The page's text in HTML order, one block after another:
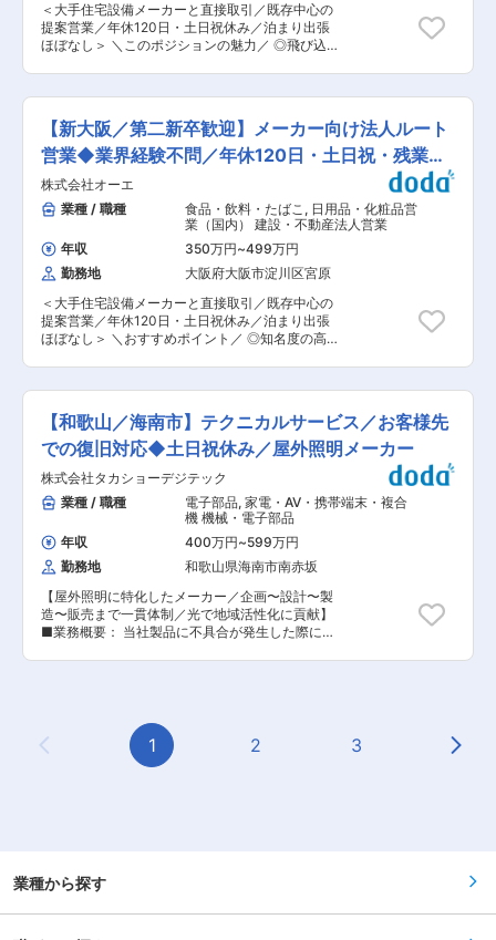
将来的な幹部候補も目指せます ■企業の特徴/魅
力 設立1996年、安定した事業基盤を持つ生活用
品メーカーであり、自由度の高い職場で長期的な
る業務
ウと知見を活かし「再生医療」や「経鼻製剤基盤
技術」と言った新たな領域にて事業を拡大してい
ます。また、日本国内に留まらず、グローバリゼ
ーションをいち早く成し遂げ、米国や中国、東南
ら、その総合力をグローバルに発信しています。
「創薬と医療技術の向上を支援し、人類を苦痛か
ら解放することを絶対的な使命とし、今後のさら
なる成長、拡大が期待される企業です 変更の範
囲：会社の定める業務
＜大手住宅設備メーカーと直接取引／既存中心の
提案営業／年休120日・土日祝休み／泊まり出張
ほぼなし＞ ＼このポジションの魅力／ ◎飛び込
格交渉・仕様調整の経験が強みになる ◎製品知
識・図面理解は入社後にキャッチアップ可能 ■業
務内容 住宅設備用プラスチック製品の企画・製
造・販売を行う当社にて、TOTO・LIXIL・クリナ
ップなどの大手住宅設備メーカー向けのルート営
業をお任せします。 現在は他部署と兼任している
住宅設備向け営業を専任ポジションとして立ち上
げるフェーズの募集です。 顧客の設計・購買部門
と、自社工場・金型メーカーの間に立ち、仕様・
納期・品質を調整しながら最適解を提案していた
だきます。 ■具体的には 既存顧客（住宅設備メ
ーカー）を中心に、以下の業務を担当します。
(１)既存顧客への定期訪問・打ち合わせ（設計部
門・購買部門との仕様・価格・スケジュール調
整） (２)図面・仕様書をもとにした製品仕様の確
認、改善提案 ※専門的な設計業務はなく、入社後
作成、色味・仕上がりの最終確認 (５)社内関連部
署との連携、進捗管理 ※新規開拓はほぼなし（既
存取引先が約9割） ※個人ノルマよりも、顧客満
足度・継続取引を重視します ■取扱製品 ・ユニ
ットバス関連部品（排水口の目皿、エプロン、浴
槽まわりの部材など） ・風呂フタなどの完成品 ※
住宅設備メーカーのサプライチェーンの一部とし
て、高い品質が求められる製品です。 ■入社後の
流れ 入社後は、和歌山本社・工場での研修を通じ
て、製品知識、製造工程・品質基準、仕事の進め
方（仕様決定〜量産までの流れ）を学びます。 ■
顧客について TOTO、LIXIL、クリナップ、パナ
ソニックなど大手企業が中心です。 担当社数は数
ことが求められます。 ■働き方 ・既存顧客中心
イフバランスを大切にできます 変更の範囲：会社
の定める業務
【新大阪／第二新卒歓迎】メーカー向け法人ルート
営業◆業界経験不問／年休120日・土日祝・残業少
なめ◎
株式会社オーエ
業種 / 職種
食品・飲料・たばこ , 日用品・化粧品営
業（国内） 建設・不動産法人営業
年収
350万円~499万円
勤務地
大阪府大阪市淀川区宮原
＜大手住宅設備メーカーと直接取引／既存中心の
提案営業／年休120日・土日祝休み／泊まり出張
ほぼなし＞ ＼おすすめポイント／ ◎知名度の高い
視の営業スタイル ◎第二新卒歓迎！製品知識や図
面の見方は入社後に習得OK ■業務内容 住宅設備
用プラスチック製品の企画・製造・販売を行う当
社にて、TOTO・LIXIL・クリナップなどの大手住
宅設備メーカー向けのルート営業をお任せしま
す。 現在は他部署と兼任している住宅設備向け営
業を専任化するための増員募集です。 工場と連携
しながら、製品の仕様調整や提案を行う「メーカ
ー営業」としてご活躍いただきます。 ■具体的に
は 既存顧客（住宅設備メーカー）を中心に、以下
の業務を担当します。 (１)既存顧客への定期訪
問・打ち合わせ（設計部門・購買部門が中心）
(２)図面をもとにした製品仕様の確認・提案（難
しい設計知識は不要／入社後に習得可能） (３)工
場・金型メーカーとの仕様調整、納期調整 (４)納
入仕様書の作成、色味や仕上がりの確認 (５)社内
取扱製品 ・ユニットバス関連部品（排水口の目
皿、エプロン、浴槽まわりの部材など） ・風呂フ
タなどの完成品 ※住宅設備メーカーのサプライチ
すのでご安心ください。 ■顧客について TOTO、
【和歌山／海南市】テクニカルサービス／お客様先
での復旧対応◆土日祝休み／屋外照明メーカー
株式会社タカショーデジテック
業種 / 職種
電子部品, 家電・AV・携帯端末・複合
機 機械・電子部品
年収
400万円~599万円
勤務地
和歌山県海南市南赤坂
【屋外照明に特化したメーカー／企画〜設計〜製
造〜販売まで一貫体制／光で地域活性化に貢献】
■業務概要： 当社製品に不具合が発生した際に、
容： ・製品不具合発生時の現場復旧対応や一次対
応、原因切り分け ・協力業者の手配および工事進
行の管理（工程や安全、品質） ・復旧工事に必要
ディレクション力や調整力を高めることができま
す。 ・現場での気づきを品質管理部門へフィード
バックすることで、製品品質向上にも直接貢献で
Previous Page
1 2 3
業種から探す